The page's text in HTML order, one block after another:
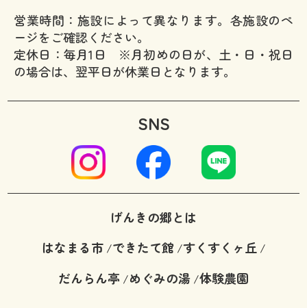
営業時間：施設によって異なります。各施設のペ
ージをご確認ください。
定休日：毎月1日 ※月初めの日が、土・日・祝日
の場合は、翌平日が休業日となります。
SNS
げんきの郷とは
はなまる市/できたて館/すくすくヶ丘/
だんらん亭 /めぐみの湯 /体験農園